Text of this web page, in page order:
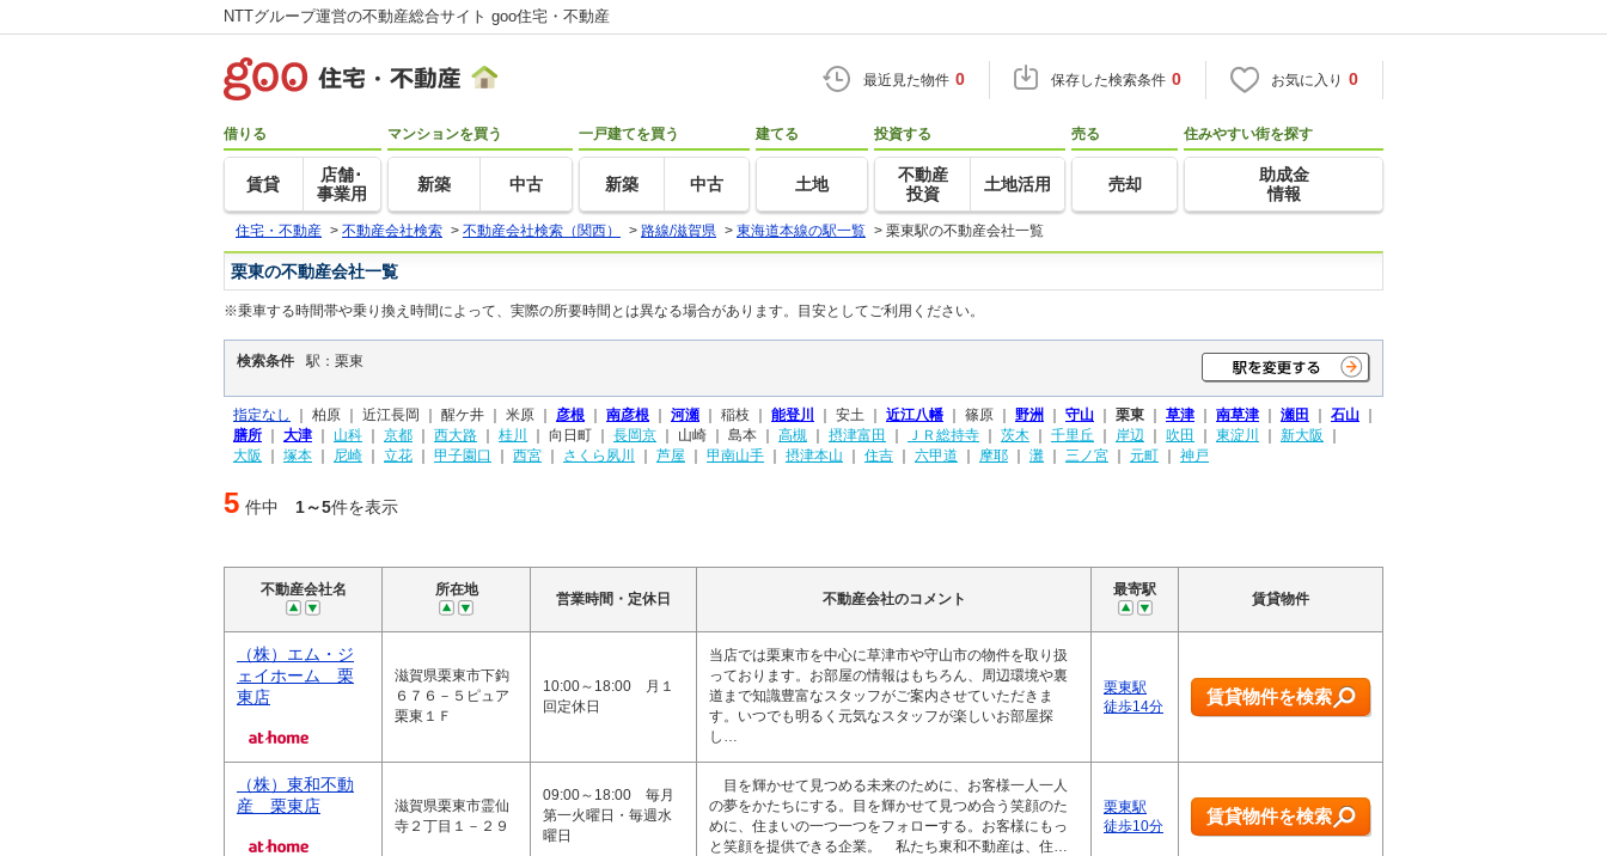
NTTグループ運営の不動産総合サイト goo住宅・不動産
最近見た物件 0 保存した検索条件 0 お気に入り 0
借りる
賃貸
店舗･
事業用
マンションを買う
新築 中古
一戸建てを買う
新築 中古
建てる
土地
投資する
不動産
投資
土地活用
売る
売却
住みやすい街を探す
助成金
情報
住宅・不動産 > 不動産会社検索 > 不動産会社検索（関西） > 路線/滋賀県 > 東海道本線の駅一覧 > 栗東駅の不動産会社一覧
栗東の不動産会社一覧
※乗車する時間帯や乗り換え時間によって、実際の所要時間とは異なる場合があります。目安としてご利用ください。
検索条件 駅：栗東
指定なし ｜ 柏原 ｜ 近江長岡 ｜ 醒ケ井 ｜ 米原 ｜ 彦根 ｜ 南彦根 ｜ 河瀬 ｜ 稲枝 ｜ 能登川 ｜ 安土 ｜ 近江八幡 ｜ 篠原 ｜ 野洲 ｜ 守山 ｜ 栗東 ｜ 草津 ｜ 南草津 ｜ 瀬田 ｜ 石山 ｜
膳所 ｜ 大津 ｜ 山科 ｜ 京都 ｜ 西大路 ｜ 桂川 ｜ 向日町 ｜ 長岡京 ｜ 山崎 ｜ 島本 ｜ 高槻 ｜ 摂津富田 ｜ ＪＲ総持寺 ｜ 茨木 ｜ 千里丘 ｜ 岸辺 ｜ 吹田 ｜ 東淀川 ｜ 新大阪 ｜
大阪 ｜ 塚本 ｜ 尼崎 ｜ 立花 ｜ 甲子園口 ｜ 西宮 ｜ さくら夙川 ｜ 芦屋 ｜ 甲南山手 ｜ 摂津本山 ｜ 住吉 ｜ 六甲道 ｜ 摩耶 ｜ 灘 ｜ 三ノ宮 ｜ 元町 ｜ 神戸
5 件中 1～5件を表示
不動産会社名 所在地
営業時間・定休日 不動産会社のコメント
最寄駅
賃貸物件
（株）エム・ジ
ェイホーム 栗
東店
滋賀県栗東市下鈎
６７６－５ピュア
栗東１Ｆ
10:00～18:00 月１
回定休日
当店では栗東市を中心に草津市や守山市の物件を取り扱
っております。お部屋の情報はもちろん、周辺環境や裏
道まで知識豊富なスタッフがご案内させていただきま
す。いつでも明るく元気なスタッフが楽しいお部屋探
し…
栗東駅
徒歩14分
賃貸物件を検索
（株）東和不動
産 栗東店
滋賀県栗東市霊仙
寺２丁目１－２９
09:00～18:00 毎月
第一火曜日・毎週水
曜日
目を輝かせて見つめる未来のために、お客様一人一人
の夢をかたちにする。目を輝かせて見つめ合う笑顔のた
めに、住まいの一つ一つをフォローする。お客様にもっ
と笑顔を提供できる企業。 私たち東和不動産は、住…
栗東駅
徒歩10分
賃貸物件を検索